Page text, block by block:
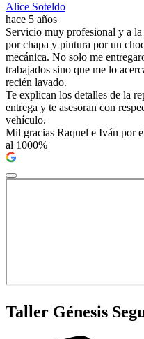
Alice Soteldo
hace 5 años
Servicio muy profesional y a
por chapa y pintura por un
mecánica. No solo me
trabajados sino que me lo
recién lavado.
Te explican los detalles de la
entrega y te asesoran con
vehículo.
Mil gracias Raquel e Iván por
al 1000%
Taller Génesis